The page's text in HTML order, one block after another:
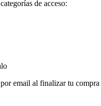
de acceso:
email al finalizar tu compra